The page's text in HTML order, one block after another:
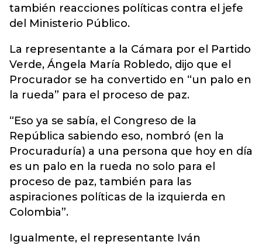
también reacciones políticas contra el jefe
del Ministerio Público.
La representante a la Cámara por el Partido
Verde, Ángela María Robledo, dijo que el
Procurador se ha convertido en “un palo en
la rueda” para el proceso de paz.
“Eso ya se sabía, el Congreso de la
República sabiendo eso, nombró (en la
Procuraduría) a una persona que hoy en día
es un palo en la rueda no solo para el
proceso de paz, también para las
aspiraciones políticas de la izquierda en
Colombia”.
Igualmente, el representante Iván